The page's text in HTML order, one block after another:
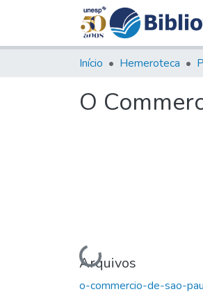
Início Hemeroteca
O
Carregando...
Arquivos
o-commercio-de-sao-